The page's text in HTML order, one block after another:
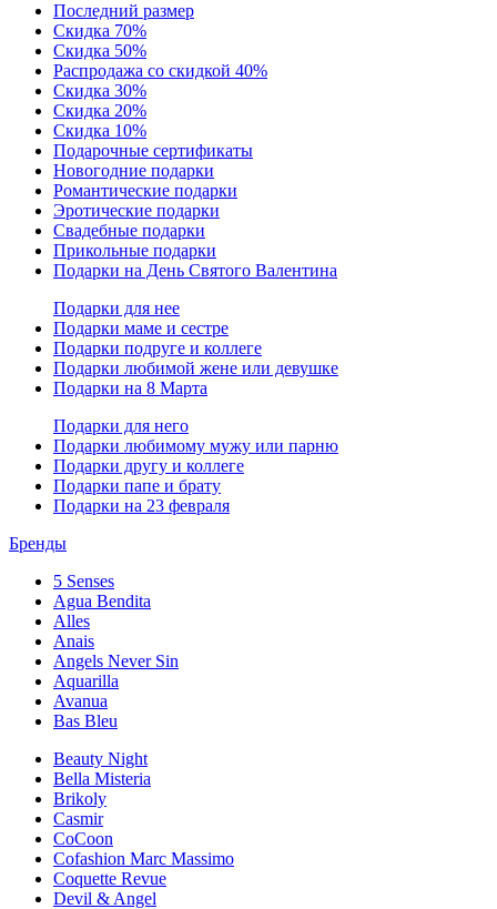
Последний размер
Скидка 70%
Скидка 50%
Распродажа со скидкой 40%
Скидка 30%
Скидка 20%
Скидка 10%
Подарочные сертификаты
Новогодние подарки
Романтические подарки
Эротические подарки
Свадебные подарки
Прикольные подарки
Подарки на День Святого Валентина
Подарки для нее
Подарки маме и сестре
Подарки подруге и коллеге
Подарки любимой жене или девушке
Подарки на 8 Марта
Подарки для него
Подарки любимому мужу или парню
Подарки другу и коллеге
Подарки папе и брату
Подарки на 23 февраля
Бренды
5 Senses
Agua Bendita
Alles
Anais
Angels Never Sin
Aquarilla
Avanua
Bas Bleu
Beauty Night
Bella Misteria
Brikoly
Casmir
CoCoon
Cofashion Marc Massimo
Coquette Revue
Devil & Angel